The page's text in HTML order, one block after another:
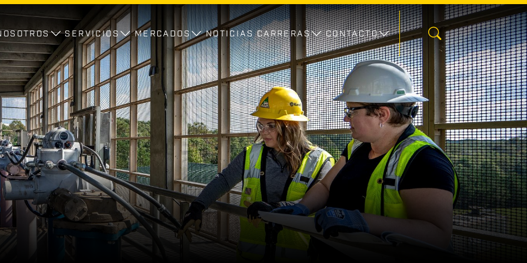
SERVICIOS MERCADOS NOTICIAS CARRERAS CONTACTO